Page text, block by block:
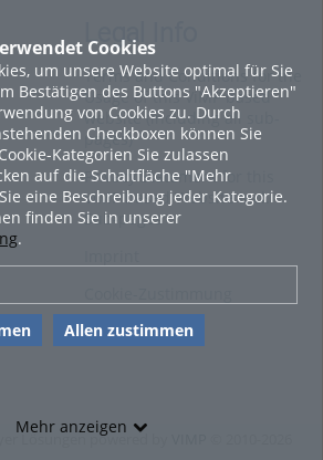
Cookies
um unsere Website optimal für Sie
Bestätigen des Buttons "Akzeptieren"
von Cookies zu. Durch
Checkboxen können Sie
Kategorien Sie zulassen
auf die Schaltfläche "Mehr
eine Beschreibung jeder Kategorie.
finden Sie in unserer
.
Allen zustimmen
Mehr anzeigen
Legal Info
Terms and Conditions for the
Usage of this ViMP based
website (including all sub-
pages)
Privacy Statement for this
ViMP based Website incl.
Sub-pages
Lösungen powered by